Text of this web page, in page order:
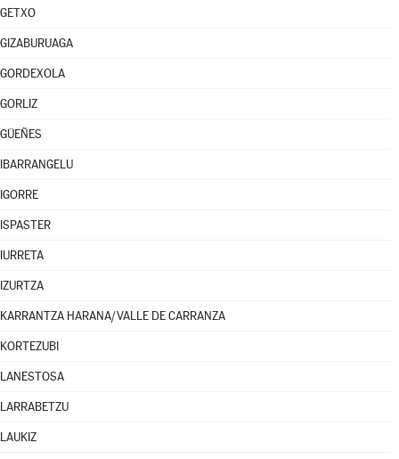
GETXO
GIZABURUAGA
GORDEXOLA
GORLIZ
GÜEÑES
IBARRANGELU
IGORRE
ISPASTER
IURRETA
IZURTZA
KARRANTZA HARANA/VALLE DE CARRANZA
KORTEZUBI
LANESTOSA
LARRABETZU
LAUKIZ